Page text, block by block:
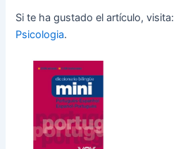
Si te ha gustado el artículo, visita:
Psicologia.